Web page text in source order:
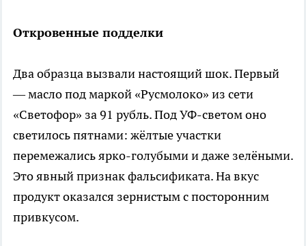
Откровенные подделки
Два образца вызвали настоящий шок. Первый
— масло под маркой «Русмолоко» из сети
«Светофор» за 91 рубль. Под УФ-светом оно
светилось пятнами: жёлтые участки
перемежались ярко-голубыми и даже зелёными.
Это явный признак фальсификата. На вкус
продукт оказался зернистым с посторонним
привкусом.